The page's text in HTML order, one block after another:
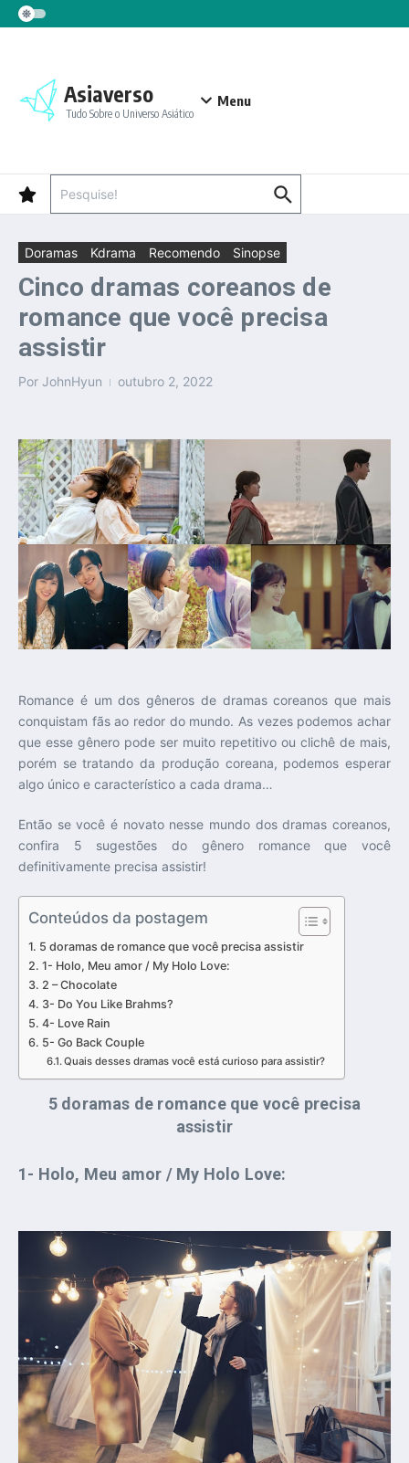
Ir para o conteúdo
Asiaverso
Tudo Sobre o Universo Asiático
Menu
Doramas Kdrama Recomendo Sinopse
Cinco dramas coreanos de
romance que você precisa
assistir
Por JohnHyun outubro 2, 2022
Romance é um dos gêneros de dramas coreanos que mais
conquistam fãs ao redor do mundo. As vezes podemos achar
que esse gênero pode ser muito repetitivo ou clichê de mais,
porém se tratando da produção coreana, podemos esperar
algo único e característico a cada drama…
Então se você é novato nesse mundo dos dramas coreanos,
confira 5 sugestões do gênero romance que você
definitivamente precisa assistir!
Conteúdos da postagem
5 doramas de romance que você precisa assistir
1- Holo, Meu amor / My Holo Love:
2 – Chocolate
3- Do You Like Brahms?
4- Love Rain
5- Go Back Couple
Quais desses dramas você está curioso para assistir?
5 doramas de romance que você precisa
assistir
1- Holo, Meu amor / My Holo Love: